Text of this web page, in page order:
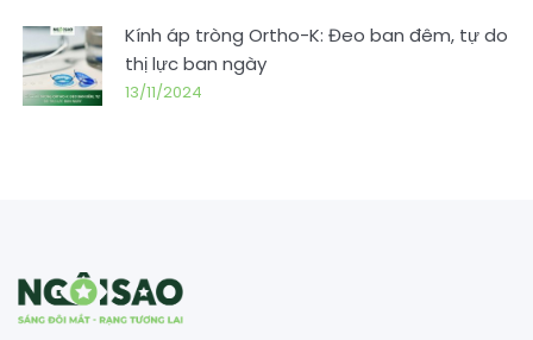
Kính áp tròng Ortho-K: Đeo ban đêm, tự do
thị lực ban ngày
13/11/2024